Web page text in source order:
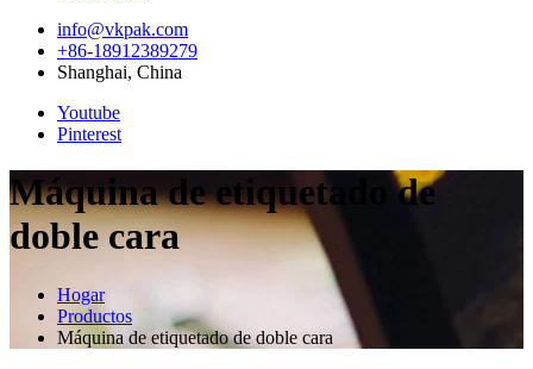
info@vkpak.com
+86-18912389279
Shanghai, China
Youtube
Pinterest
Máquina de etiquetado de
doble cara
Hogar
Productos
Máquina de etiquetado de doble cara